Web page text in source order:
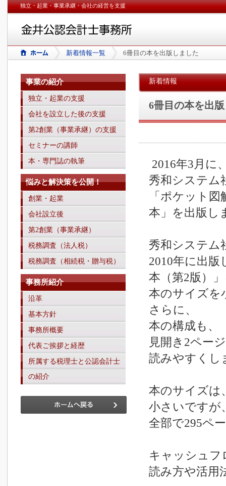
独立・起業・事業承継・会社の経営を支援
新着情報一覧 6冊目の本を出版しました
新着情報
6冊目の本を出
2016年3月に
秀和システム
「ポケット
本」を出版し
秀和システム
2010年に出
本（第2版）
本のサイズを
さらに、
本の構成も、
見開き2ペー
読みやすくし
本のサイズは
小さいですが
全部で295ペ
キャッシュフ
読み方や活用
事業の紹介
独立・起業の支援
会社を設立した後の支援
第2創業（事業承継）の支援
セミナーの講師
本・専門誌の執筆
悩みと解決策を公開！
創業・起業
会社設立後
第2創業（事業承継）
税務調査（法人税）
税務調査（相続税・贈与税）
事務所紹介
沿革
基本方針
事務所概要
代表ご挨拶と経歴
所属する税理士と公認会計士
の紹介